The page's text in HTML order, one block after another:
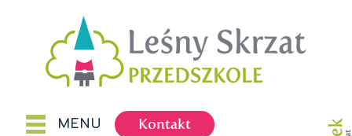
MENU Kontakt